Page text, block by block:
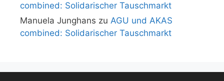
combined: Solidarischer Tauschmarkt
Manuela Junghans zu AGU und AKAS
combined: Solidarischer Tauschmarkt